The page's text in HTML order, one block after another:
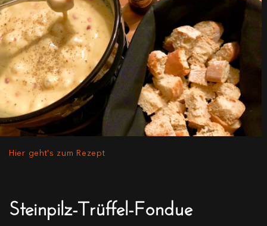
Hier geht's zum Rezept
Steinpilz-Trüffel-Fondue